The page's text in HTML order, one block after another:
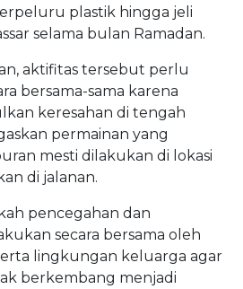
plastik hingga jeli
selama bulan Ramadan.
aktifitas tersebut perlu
bersama-sama karena
keresahan di tengah
permainan yang
mesti dilakukan di lokasi
di jalanan.
pencegahan dan
secara bersama oleh
lingkungan keluarga agar
berkembang menjadi